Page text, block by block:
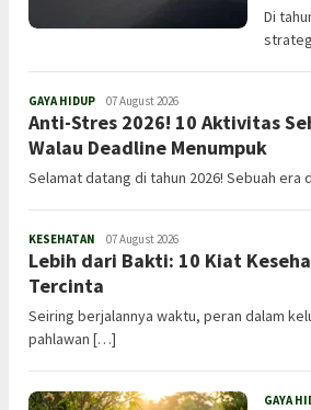
Di
GAYA HIDUP Admin
07 August 2026
Anti-Stres 2026! 10 Aktivitas
Walau Deadline Menumpuk
Selamat datang di tahun 2026! Sebuah
KESEHATAN Admin
07 August 2026
Lebih dari Bakti: 10 Kiat
Tercinta
Seiring berjalannya waktu, peran dalam
pahlawan […]
GAYA